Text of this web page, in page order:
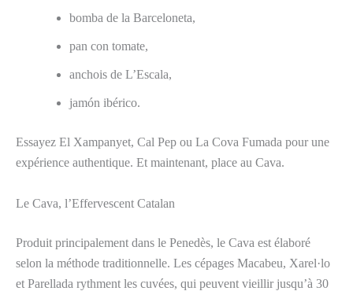
bomba de la Barceloneta,
pan con tomate,
anchois de L’Escala,
jamón ibérico.
Essayez El Xampanyet, Cal Pep ou La Cova Fumada pour une
expérience authentique. Et maintenant, place au Cava.
Le Cava, l’Effervescent Catalan
Produit principalement dans le Penedès, le Cava est élaboré
selon la méthode traditionnelle. Les cépages Macabeu, Xarel·lo
et Parellada rythment les cuvées, qui peuvent vieillir jusqu’à 30